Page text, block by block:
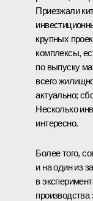
Приезжали
крупных
комплексы,
по выпуску
всего
актуально;
Несколько
интересно.
Более того,
и на один из
в